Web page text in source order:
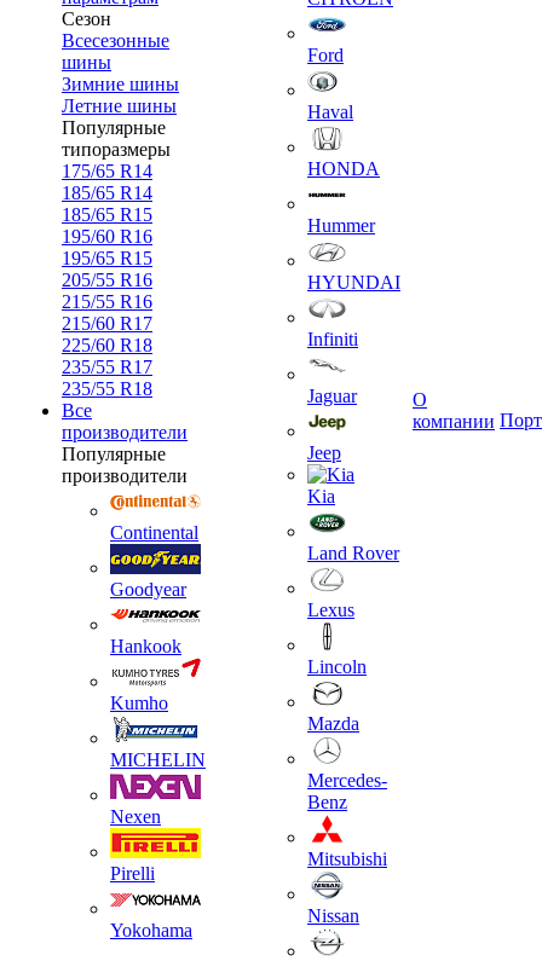
Сезон
Всесезонные
шины
Зимние шины
Летние шины
Популярные
типоразмеры
175/65 R14
185/65 R14
185/65 R15
195/60 R16
195/65 R15
205/55 R16
215/55 R16
215/60 R17
225/60 R18
235/55 R17
235/55 R18
Все
производители
Популярные
производители
Continental
Goodyear
Hankook
Kumho
MICHELIN
Nexen
Pirelli
Yokohama
Ford
Haval
HONDA
Hummer
HYUNDAI
Infiniti
Jaguar
Jeep
Kia
Land Rover
Lexus
Lincoln
Mazda
Mercedes-
Benz
Mitsubishi
Nissan
О
компании